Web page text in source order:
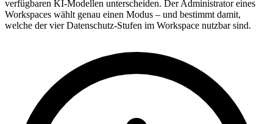
verfügbaren KI-Modellen unterscheiden. Der Administrator eines
Workspaces wählt genau einen Modus – und bestimmt damit,
welche der vier Datenschutz-Stufen im Workspace nutzbar sind.